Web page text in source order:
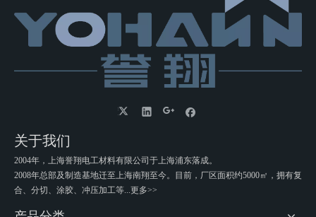
关于我们
2004年，上海誉翔电工材料有限公司于上海浦东落成。
2008年总部及制造基地迁至上海南翔至今。目前，厂区面积约5000㎡，拥有复
合、分切、涂胶、冲压加工等...更多>>